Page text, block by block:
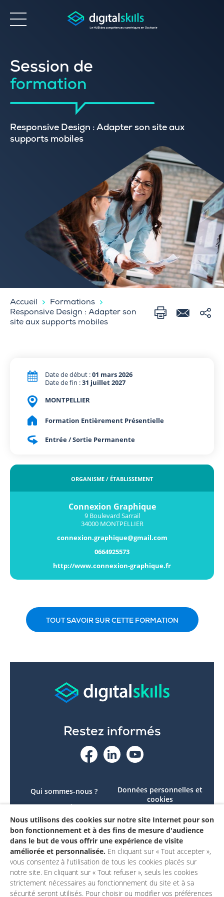
Accessibilité
Session de
formation
Responsive Design : Adapter son site aux
supports mobiles
Accueil
Formations
Responsive Design : Adapter son
site aux supports mobiles
Date de début :01 mars 2026
Date de fin :31 juillet 2027
MONTPELLIER
Formation Entièrement Présentielle
Entrée / Sortie Permanente
ORGANISME / ÉTABLISSEMENT
Connexion Graphique
9 Boulevard Sarrail
34000 MONTPELLIER
connexion.graphique@gmail.com
0664925573
http://www.connexion-graphique.fr
TOUT SAVOIR SUR CETTE FORMATION
Restez informés
Qui sommes-nous ?
Le projet
Contactez-nous
Mon compte
Données personnelles et
cookies
conforme
Mentions légales
Nous utilisons des cookies sur notre site Internet pour son
bon fonctionnement et à des fins de mesure d'audience
dans le but de vous offrir une expérience de visite
améliorée et personnalisée. En cliquant sur « Tout accepter »,
vous consentez à l'utilisation de tous les cookies placés sur
notre site. En cliquant sur « Tout refuser », seuls les cookies
strictement nécessaires au fonctionnement du site et à sa
sécurité seront utilisés. Pour choisir ou modifier vos préférences